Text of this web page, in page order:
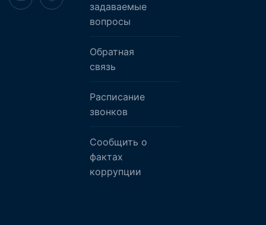
задаваемые
вопросы
Обратная
связь
Расписание
звонков
Сообщить о
фактах
коррупции